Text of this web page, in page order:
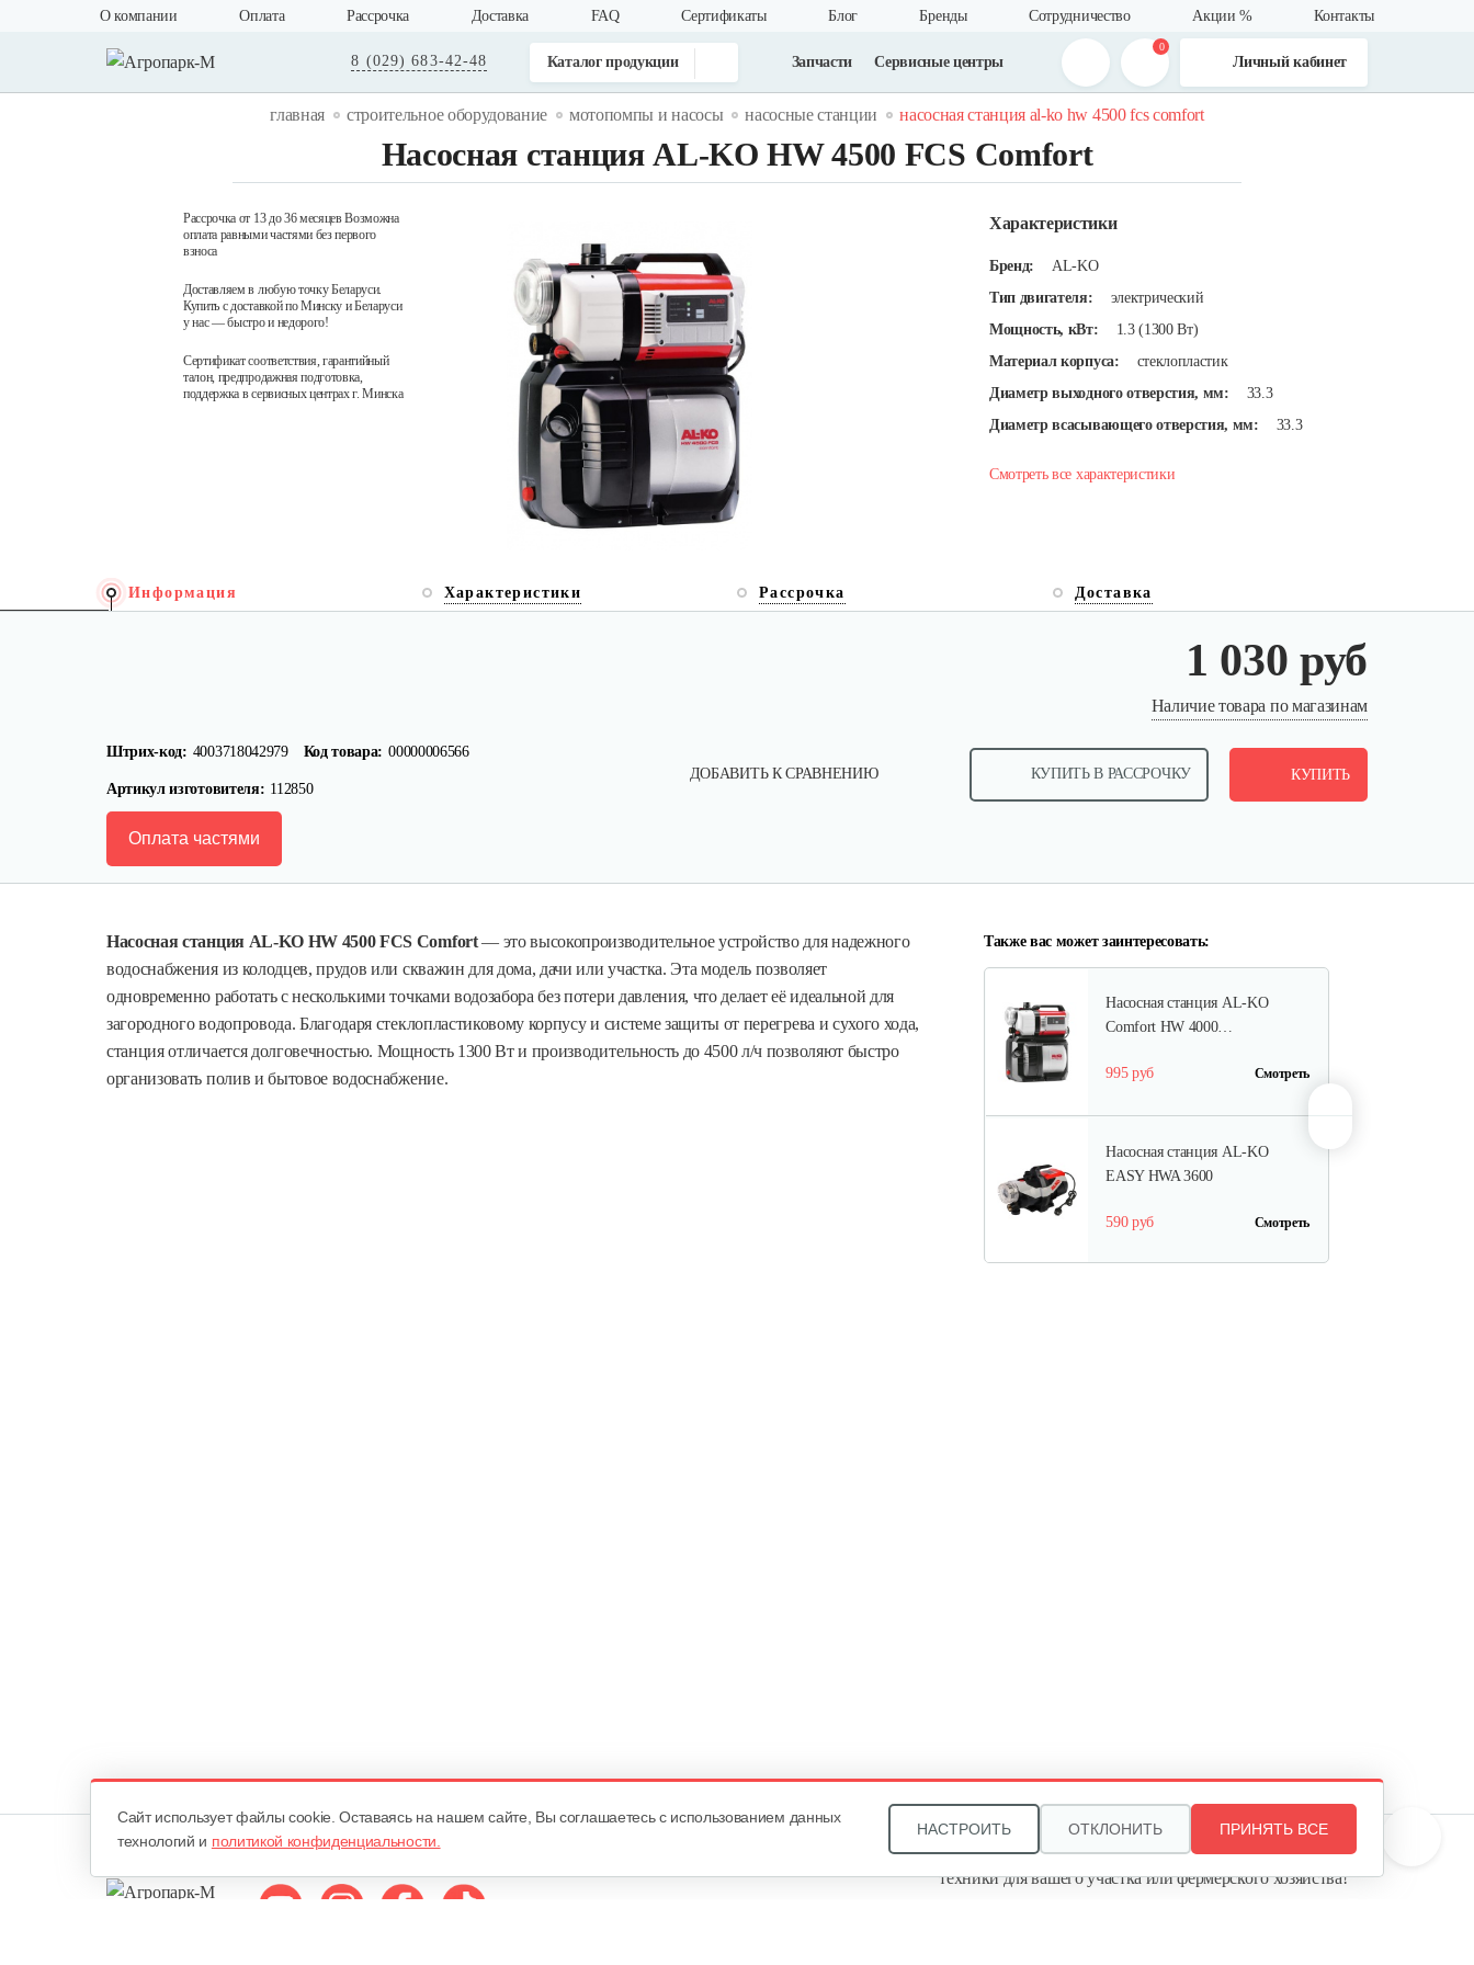
О компании Оплата Рассрочка Доставка FAQ Cертификаты Блог Бренды Сотрудничество Акции % Контакты
8 (029) 683-42-48 Каталог продукции Запчасти Сервисные центры
0
Личный кабинет
главная строительное оборудование мотопомпы и насосы насосные станции насосная станция al-ko hw 4500 fcs comfort
Насосная станция AL-KO HW 4500 FCS Comfort
Рассрочка от 13 до 36 месяцев Возможна
оплата равными частями без первого
взноса
Доставляем в любую точку Беларуси.
Купить с доставкой по Минску и Беларуси
у нас — быстро и недорого!
Сертификат соответствия, гарантийный
талон, предпродажная подготовка,
поддержка в сервисных центрах г. Минска
Характеристики
Бренд:
AL-KO
Тип двигателя:
электрический
Мощность, кВт:
1.3 (1300 Вт)
Материал корпуса:
стеклопластик
Диаметр выходного отверстия, мм:
33.3
Диаметр всасывающего отверстия, мм:
33.3
Смотреть все характеристики
Информация Характеристики Рассрочка Доставка
1 030 руб
Наличие товара по магазинам
Штрих-код: 4003718042979 Код товара: 00000006566
Артикул изготовителя: 112850
ДОБАВИТЬ К СРАВНЕНИЮ КУПИТЬ В РАССРОЧКУ КУПИТЬ
Оплата частями
Насосная станция AL-KO HW 4500 FCS Comfort— это высокопроизводительное устройство для надежного
водоснабжения из колодцев, прудов или скважин для дома, дачи или участка. Эта модель позволяет
одновременно работать с несколькими точками водозабора без потери давления, что делает её идеальной для
загородного водопровода. Благодаря стеклопластиковому корпусу и системе защиты от перегрева и сухого хода,
станция отличается долговечностью. Мощность 1300 Вт и производительность до 4500 л/ч позволяют быстро
организовать полив и бытовое водоснабжение.
Также вас может заинтересовать:
Насосная станция AL-KO HW
1 055 руб Смотреть
Насосная станция AL-KO
Comfort HW 4000…
995 руб Смотреть
Насосная станция AL-KO
EASY HWA 3600
590 руб Смотреть
Звоните, и мы поможем подобрать идеальный вариант
техники для вашего участка или фермерского хозяйства!
Cайт использует файлы cookie. Оставаясь на нашем сайте, Вы соглашаетесь с использованием данных
технологий и политикой конфиденциальности.
НАСТРОИТЬ ОТКЛОНИТЬ ПРИНЯТЬ ВСЕ